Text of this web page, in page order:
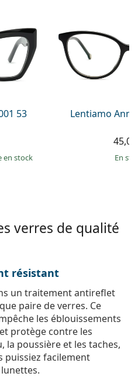
53
en stock
Lentiamo
en
verres de qualité
résistant
un traitement antireflet
paire de verres. Ce
les éblouissements
protège contre les
la poussière et les taches,
puissiez facilement